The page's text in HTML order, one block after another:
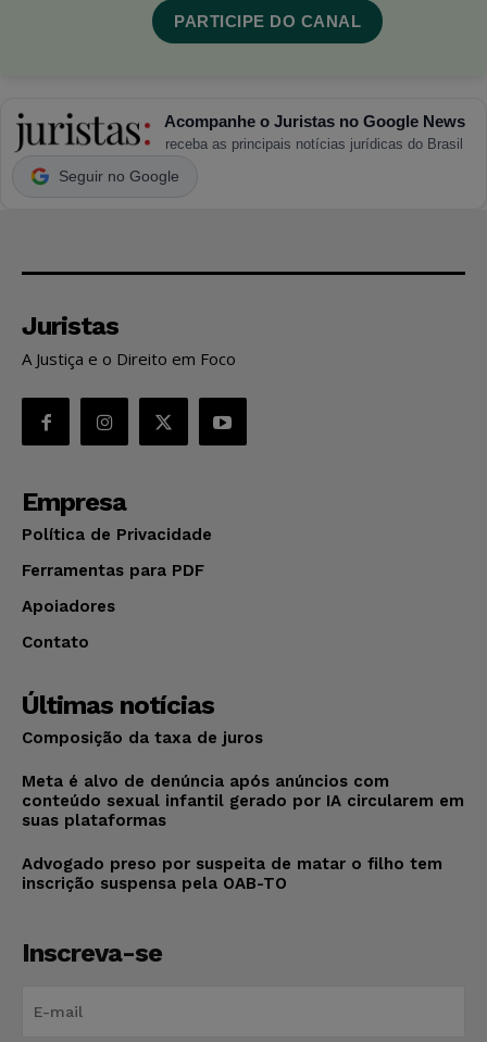
PARTICIPE DO CANAL
Acompanhe o Juristas no Google News
receba as principais notícias jurídicas do Brasil
Seguir no Google
Juristas
A Justiça e o Direito em Foco
Empresa
Política de Privacidade
Ferramentas para PDF
Apoiadores
Contato
Últimas notícias
Composição da taxa de juros
Meta é alvo de denúncia após anúncios com
conteúdo sexual infantil gerado por IA circularem em
suas plataformas
Advogado preso por suspeita de matar o filho tem
inscrição suspensa pela OAB-TO
Inscreva-se